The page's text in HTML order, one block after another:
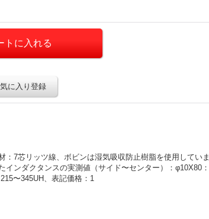
に入り登録
7芯リッツ線、ボビンは湿気吸収防止樹脂を使用していま
インダクタンスの実測値（サイド〜センター）：φ10X80：
〜345UH、表記価格：1